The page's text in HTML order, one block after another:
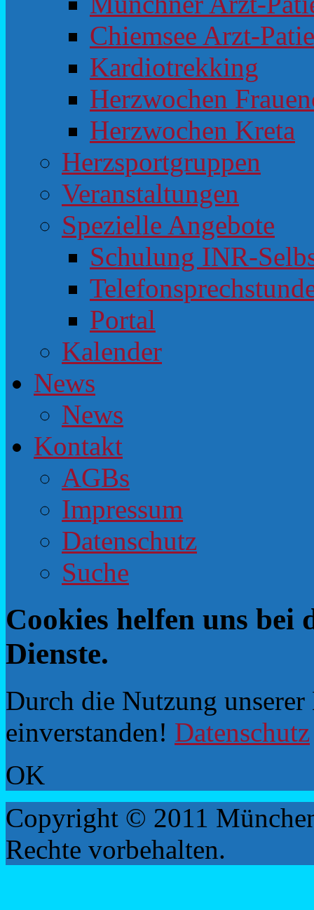
Chiemsee Arzt-
Kardiotrekking
Herzwochen
Herzwochen Kreta
Herzsportgruppen
Veranstaltungen
Spezielle Angebote
Schulung INR-
Portal
Kalender
News
News
Kontakt
AGBs
Impressum
Datenschutz
Suche
Cookies helfen uns bei
Dienste.
Durch die Nutzung
einverstanden! Datenschutz
OK
Copyright © 2011
Rechte vorbehalten.